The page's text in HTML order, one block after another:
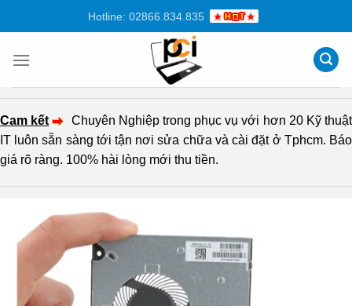
dung
Hotline: 02866.834.835
Cam kết
Chuyên Nghiệp trong phục vụ với hơn 20 Kỹ thuật
IT luôn sẵn sàng tới tận nơi sửa chữa và cài đặt ở Tphcm. Báo
giá rõ ràng. 100% hài lòng mới thu tiền.